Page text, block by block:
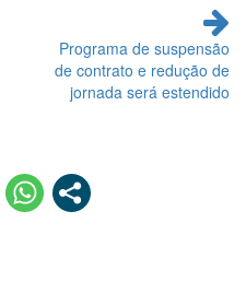
Programa de suspensão
de contrato e redução de
jornada será estendido